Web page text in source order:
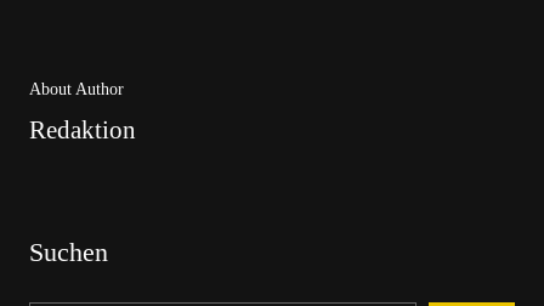
About Author
Redaktion
Suchen